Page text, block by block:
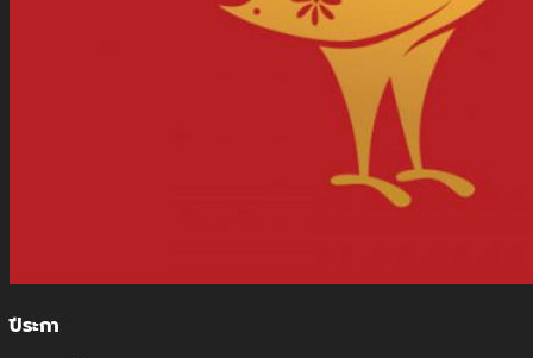
ปีระกา